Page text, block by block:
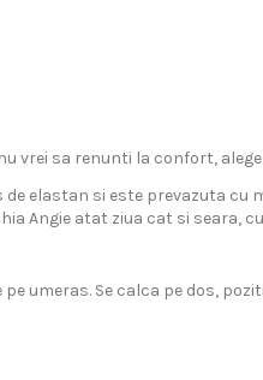
vrei sa renunti la confort,
elastan si este prevazuta
Angie atat ziua cat si seara,
umeras. Se calca pe dos,